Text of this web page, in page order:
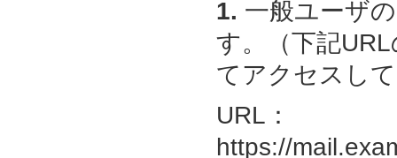
1. 一般ユーザ
す。（下記
てアクセスし
URL：
https://